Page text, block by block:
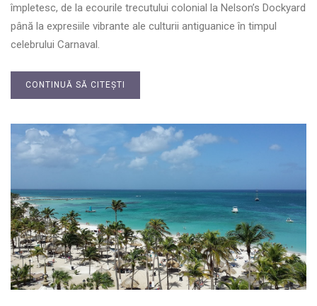
împletesc, de la ecourile trecutului colonial la Nelson’s Dockyard
până la expresiile vibrante ale culturii antiguanice în timpul
celebrului Carnaval.
CONTINUĂ SĂ CITEȘTI